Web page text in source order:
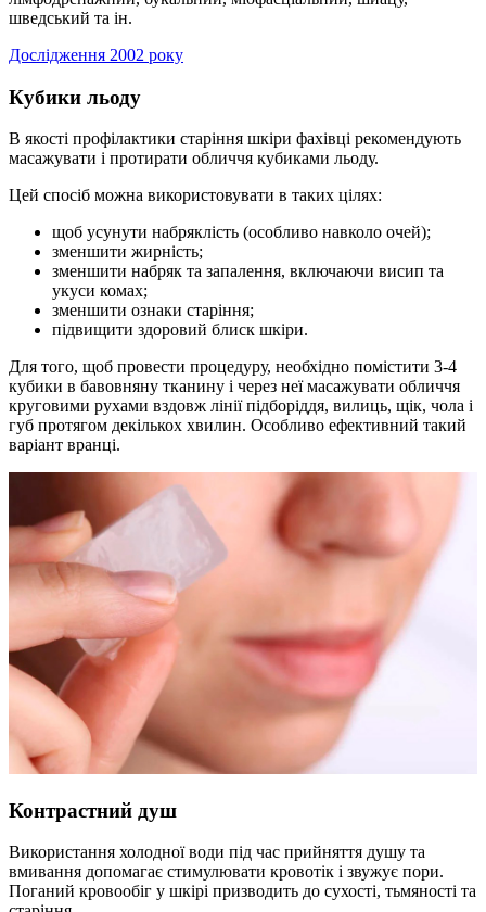
шведський та ін.
Дослідження 2002 року
Кубики льоду
В якості профілактики старіння шкіри фахівці рекомендують
масажувати і протирати обличчя кубиками льоду.
Цей спосіб можна використовувати в таких цілях:
щоб усунути набряклість (особливо навколо очей);
зменшити жирність;
зменшити набряк та запалення, включаючи висип та
укуси комах;
зменшити ознаки старіння;
підвищити здоровий блиск шкіри.
Для того, щоб провести процедуру, необхідно помістити 3-4
кубики в бавовняну тканину і через неї масажувати обличчя
круговими рухами вздовж лінії підборіддя, вилиць, щік, чола і
губ протягом декількох хвилин. Особливо ефективний такий
варіант вранці.
Контрастний душ
Використання холодної води під час прийняття душу та
вмивання допомагає стимулювати кровотік і звужує пори.
Поганий кровообіг у шкірі призводить до сухості, тьмяності та